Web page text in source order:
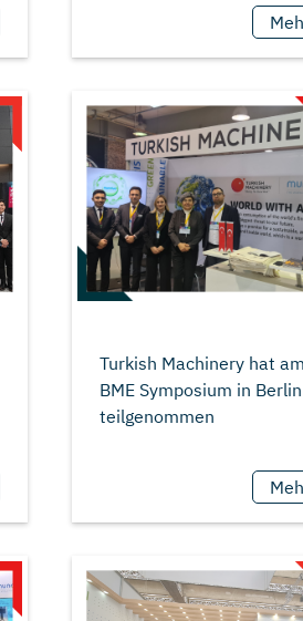
Turkish Machinery hat
BME Symposium in Berlin